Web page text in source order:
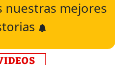
nuestras mejores